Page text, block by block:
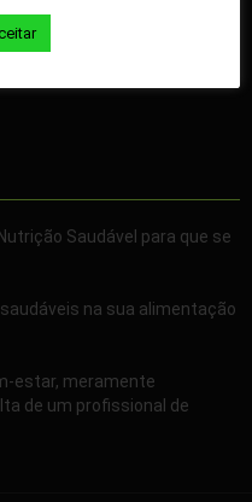
todos os seus familiares e
Saudável para que se
na sua alimentação
estar, meramente
de um profissional de